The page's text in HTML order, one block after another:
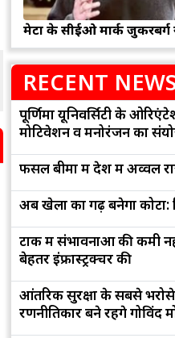
मेटा के सीईओ मार्क जुकरबर्ग
RECENT
पूर्णिमा यूनिवर्सिटी के
मोटिवेशन व मनोरंजन का
फसल बीमा में देश में अव्वल
अब खेलों का गढ़ बनेगा कोटा:
टोंक में संभावनाओं की कमी
बेहतर इंफ्रास्ट्रक्चर की
आंतरिक सुरक्षा के सबसे
रणनीतिकार बने रहेंगे गोविंद